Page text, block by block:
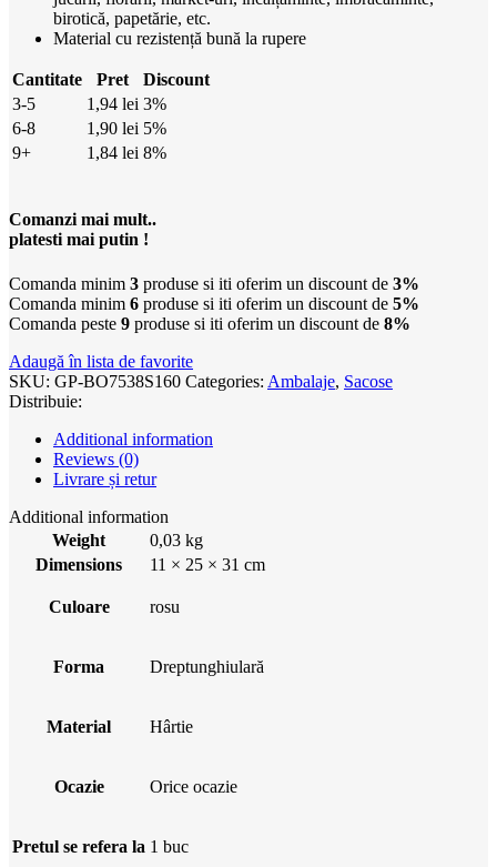
birotică, papetărie, etc.
Material cu rezistență bună la rupere
Cantitate Pret
Discount
3-5
1,94 lei 3%
6-8
1,90 lei 5%
9+
1,84 lei 8%
Comanzi mai mult..
platesti mai putin !
Comanda minim 3 produse si iti oferim un discount de 3%
Comanda minim 6 produse si iti oferim un discount de 5%
Comanda peste 9 produse si iti oferim un discount de 8%
Adaugă în lista de favorite
SKU: GP-BO7538S160 Categories: Ambalaje, Sacose
Distribuie:
Additional information
Reviews (0)
Livrare și retur
Additional information
Weight
0,03 kg
Dimensions
11 × 25 × 31 cm
Culoare rosu
Forma Dreptunghiulară
Material Hârtie
Ocazie Orice ocazie
Pretul se refera la 1 buc